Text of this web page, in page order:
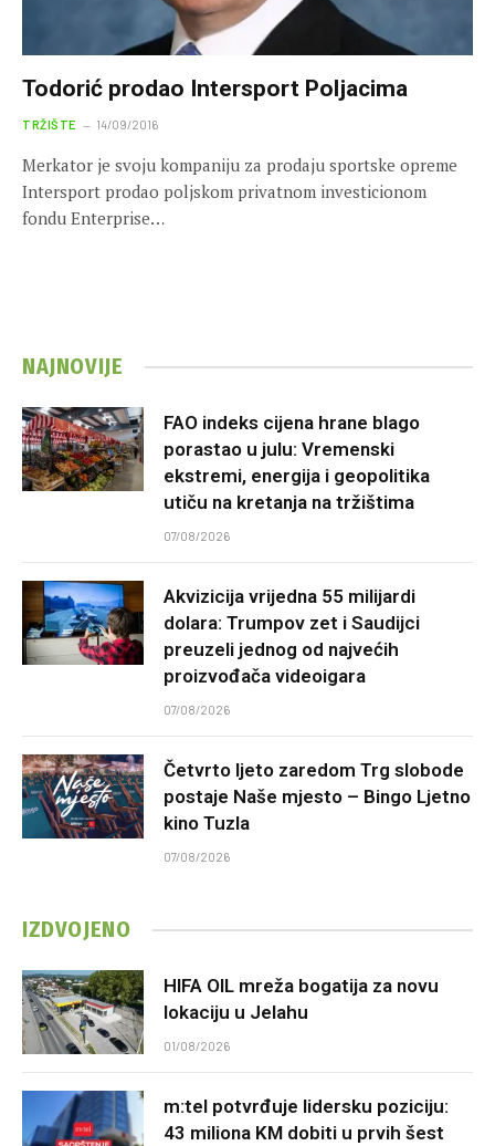
Todorić prodao Intersport Poljacima
TRŽIŠTE 14/09/2016
Merkator je svoju kompaniju za prodaju sportske opreme
Intersport prodao poljskom privatnom investicionom
fondu Enterprise…
NAJNOVIJE
FAO indeks cijena hrane blago
porastao u julu: Vremenski
ekstremi, energija i geopolitika
utiču na kretanja na tržištima
07/08/2026
Akvizicija vrijedna 55 milijardi
dolara: Trumpov zet i Saudijci
preuzeli jednog od najvećih
proizvođača videoigara
07/08/2026
Četvrto ljeto zaredom Trg slobode
postaje Naše mjesto – Bingo Ljetno
kino Tuzla
07/08/2026
IZDVOJENO
HIFA OIL mreža bogatija za novu
lokaciju u Jelahu
01/08/2026
m:tel potvrđuje lidersku poziciju:
43 miliona KM dobiti u prvih šest